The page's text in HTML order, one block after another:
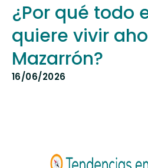
¿Por qué todo
quiere vivir
Mazarrón?
16/06/2026